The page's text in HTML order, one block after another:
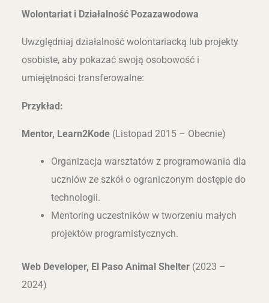
Wolontariat i Działalność Pozazawodowa
Uwzględniaj działalność wolontariacką lub projekty
osobiste, aby pokazać swoją osobowość i
umiejętności transferowalne:
Przykład:
Mentor, Learn2Kode(Listopad 2015 – Obecnie)
Organizacja warsztatów z programowania dla
uczniów ze szkół o ograniczonym dostępie do
technologii.
Mentoring uczestników w tworzeniu małych
projektów programistycznych.
Web Developer, El Paso Animal Shelter(2023 –
2024)